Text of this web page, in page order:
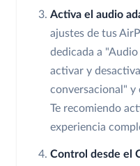
Activa el audio
ajustes de tus
dedicada a
activar y
conversacional" y
Te recomiendo
experiencia
Control desde el